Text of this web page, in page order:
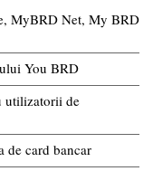
MyBRD Net, My BRD
You BRD
utilizatorii de
de card bancar